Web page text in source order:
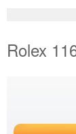
Rolex